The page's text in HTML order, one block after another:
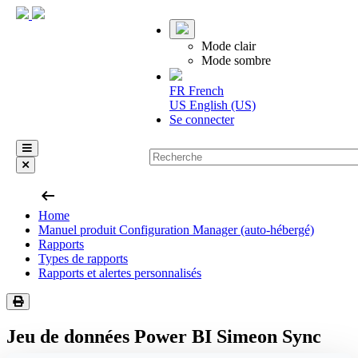
Mode clair
Mode sombre
FR French
US English (US)
Se connecter
arrow_left_alt
Home
Manuel produit Configuration Manager (auto-hébergé)
Rapports
Types de rapports
Rapports et alertes personnalisés
Jeu de données Power BI Simeon Sync